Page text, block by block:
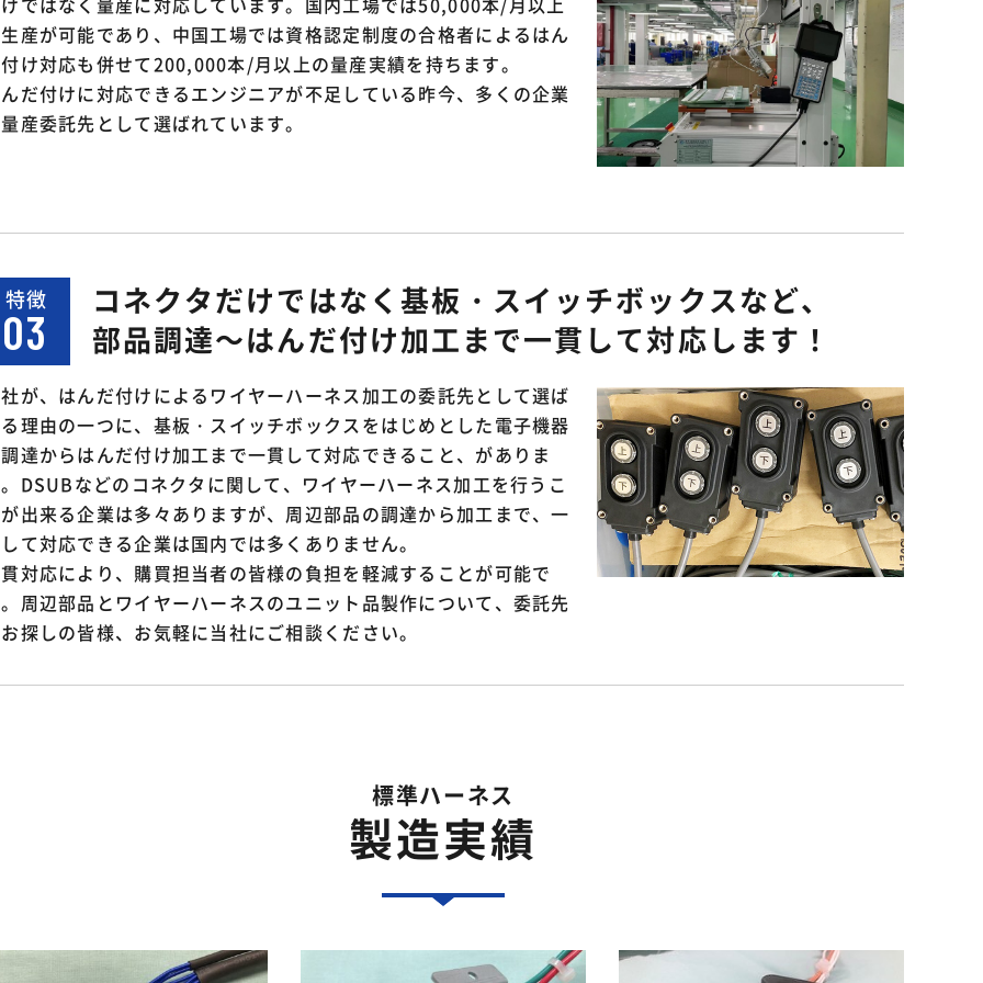
産が可能であり、中国工場では資格認定制度の合格者によるはん
け対応も併せて200,000本/月以上の量産実績を持ちます。
だ付けに対応できるエンジニアが不足している昨今、多くの企業
産委託先として選ばれています。
特徴
03
コネクタだけではなく基板・スイッチボックスなど、
部品調達～はんだ付け加工まで一貫して対応します！
が、はんだ付けによるワイヤーハーネス加工の委託先として選ば
理由の一つに、基板・スイッチボックスをはじめとした電子機器
達からはんだ付け加工まで一貫して対応できること、がありま
DSUBなどのコネクタに関して、ワイヤーハーネス加工を行うこ
出来る企業は多々ありますが、周辺部品の調達から加工まで、一
て対応できる企業は国内では多くありません。
対応により、購買担当者の皆様の負担を軽減することが可能で
周辺部品とワイヤーハーネスのユニット品製作について、委託先
探しの皆様、お気軽に当社にご相談ください。
標準ハーネス
製造実績